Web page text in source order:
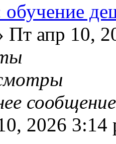
Пт апр 10,
2026 3:14